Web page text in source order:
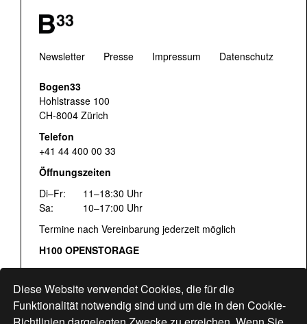
Diese Website verwendet Cookies, die für die
Funktionalität notwendig sind und um die in den Cookie-
Newsletter Presse Impressum Datenschutz
Bogen33
Hohlstrasse 100
CH-8004 Zürich
Telefon
+41 44 400 00 33
Öffnungszeiten
Di–Fr:
11–18:30 Uhr
Sa:
10–17:00 Uhr
Termine nach Vereinbarung jederzeit möglich
H100 OPENSTORAGE
Fr:
16:00–18:30 Uhr
Sa: 12:00–17:00 Uhr
Hohlstrasse 122
www.bogen33.ch